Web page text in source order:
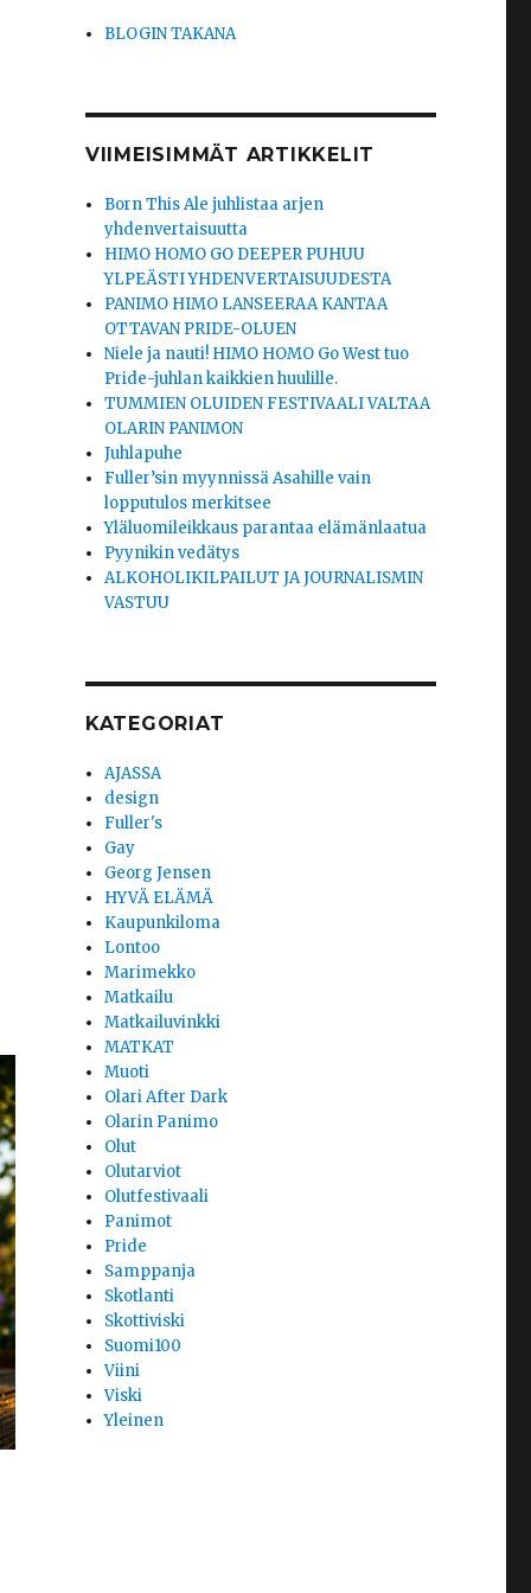
BLOGIN TAKANA
VIIMEISIMMÄT ARTIKKELIT
Born This Ale juhlistaa arjen
yhdenvertaisuutta
HIMO HOMO GO DEEPER PUHUU
YLPEÄSTI YHDENVERTAISUUDESTA
PANIMO HIMO LANSEERAA KANTAA
OTTAVAN PRIDE-OLUEN
Niele ja nauti! HIMO HOMO Go West tuo
Pride-juhlan kaikkien huulille.
TUMMIEN OLUIDEN FESTIVAALI VALTAA
OLARIN PANIMON
Juhlapuhe
Fuller’sin myynnissä Asahille vain
lopputulos merkitsee
Yläluomileikkaus parantaa elämänlaatua
Pyynikin vedätys
ALKOHOLIKILPAILUT JA JOURNALISMIN
VASTUU
KATEGORIAT
AJASSA
design
Fuller's
Gay
Georg Jensen
HYVÄ ELÄMÄ
Kaupunkiloma
Lontoo
Marimekko
Matkailu
Matkailuvinkki
MATKAT
Muoti
Olari After Dark
Olarin Panimo
Olut
Olutarviot
Olutfestivaali
Panimot
Pride
Samppanja
Skotlanti
Skottiviski
Suomi100
Viini
Viski
Yleinen